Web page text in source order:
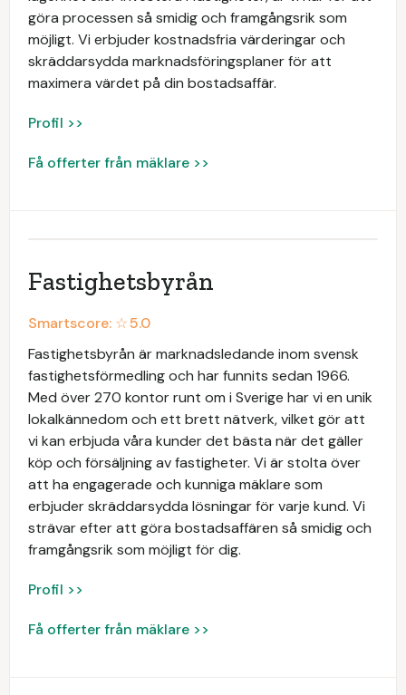
göra processen så smidig och framgångsrik som
möjligt. Vi erbjuder kostnadsfria värderingar och
skräddarsydda marknadsföringsplaner för att
maximera värdet på din bostadsaffär.
Profil >>
Få offerter från mäklare >>
Fastighetsbyrån
Smartscore: ☆5.0
Fastighetsbyrån är marknadsledande inom svensk
fastighetsförmedling och har funnits sedan 1966.
Med över 270 kontor runt om i Sverige har vi en unik
lokalkännedom och ett brett nätverk, vilket gör att
vi kan erbjuda våra kunder det bästa när det gäller
köp och försäljning av fastigheter. Vi är stolta över
att ha engagerade och kunniga mäklare som
erbjuder skräddarsydda lösningar för varje kund. Vi
strävar efter att göra bostadsaffären så smidig och
framgångsrik som möjligt för dig.
Profil >>
Få offerter från mäklare >>